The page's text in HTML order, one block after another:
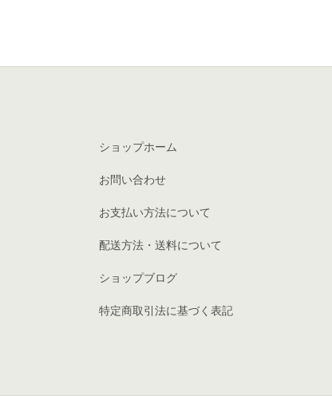
ショップホーム
お問い合わせ
お支払い方法について
配送方法・送料について
ショップブログ
特定商取引法に基づく表記